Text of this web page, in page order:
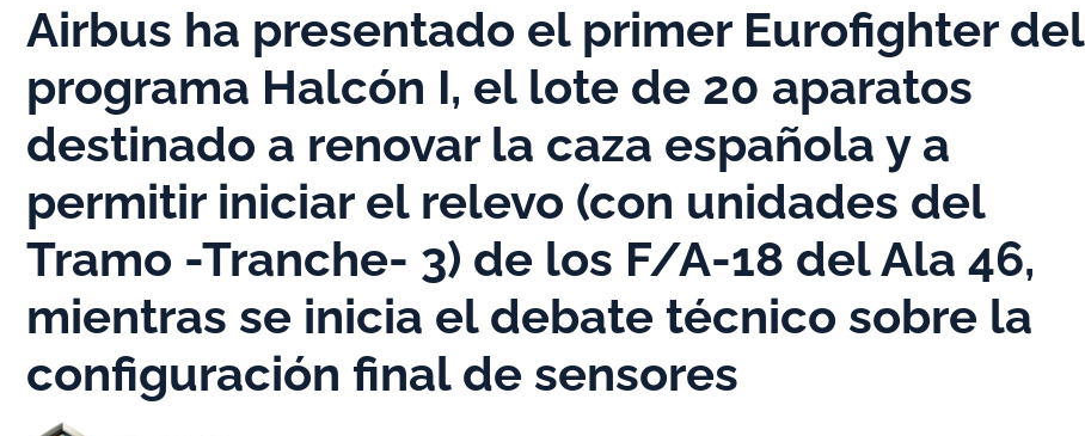
Airbus ha presentado el primer Eurofighter del
programa Halcón I, el lote de 20 aparatos
destinado a renovar la caza española y a
permitir iniciar el relevo (con unidades del
Tramo -Tranche- 3) de los F/A-18 del Ala 46,
mientras se inicia el debate técnico sobre la
configuración final de sensores